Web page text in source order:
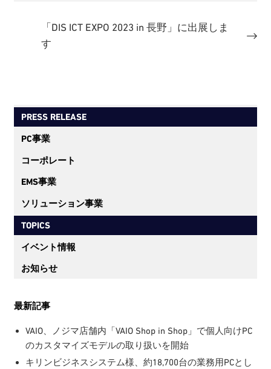
「DIS ICT EXPO 2023 in 長野」に出展しま
す
PRESS RELEASE
PC事業
コーポレート
EMS事業
ソリューション事業
TOPICS
イベント情報
お知らせ
最新記事
VAIO、ノジマ店舗内「VAIO Shop in Shop」で個人向けPC
のカスタマイズモデルの取り扱いを開始
キリンビジネスシステム様、約18,700台の業務用PCとし